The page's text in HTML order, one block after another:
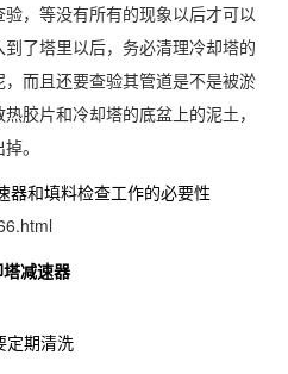
，等没有所有的现象以后才可以
了塔里以后，务必清理冷却塔的
而且还要查验其管道是不是被淤
胶片和冷却塔的底盆上的泥土，
。
器和填料检查工作的必要性
减速器
定期清洗